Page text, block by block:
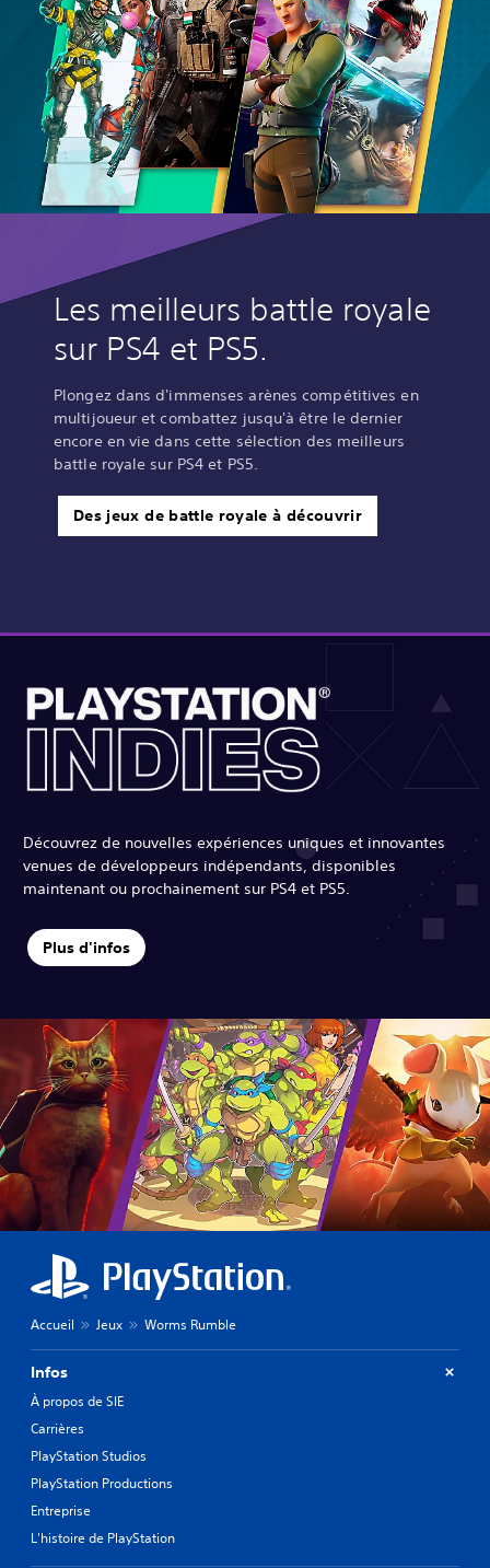
Les meilleurs battle royale
sur PS4 et PS5.
Plongez dans d'immenses arènes compétitives en
multijoueur et combattez jusqu'à être le dernier
encore en vie dans cette sélection des meilleurs
battle royale sur PS4 et PS5.
Des jeux de battle royale à découvrir
Découvrez de nouvelles expériences uniques et innovantes
venues de développeurs indépendants, disponibles
maintenant ou prochainement sur PS4 et PS5.
Plus d'infos
Accueil Jeux Worms Rumble
Infos
À propos de SIE
Carrières
PlayStation Studios
PlayStation Productions
Entreprise
L'histoire de PlayStation